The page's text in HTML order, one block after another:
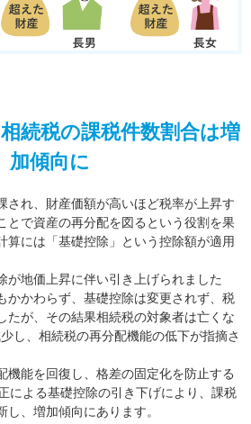
続税の課税件数割合は増
加傾向に
され、財産価額が高いほど税率が上昇す
とで資産の再分配を図るという役割を果
算には「基礎控除」という控除額が適用
が地価上昇に伴い引き上げられました
かかわらず、基礎控除は変更されず、税
たが、その結果相続税の対象者は亡くな
し、相続税の再分配機能の低下が指摘さ
機能を回復し、格差の固定化を防止する
による基礎控除の引き下げにより、課税
、増加傾向にあります。